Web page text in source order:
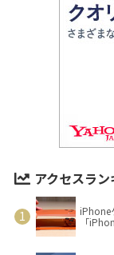
アクセスラ
iPhone
「